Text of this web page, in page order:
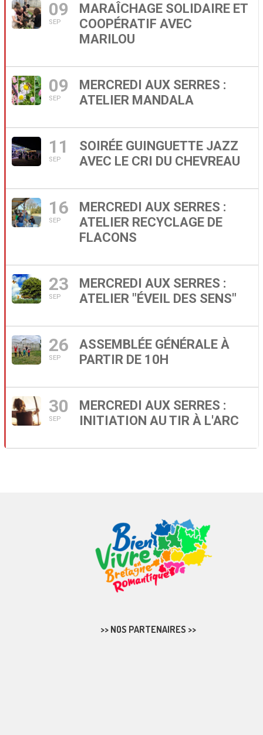
09
SEP
MARAÎCHAGE SOLIDAIRE ET
COOPÉRATIF AVEC
MARILOU
09
SEP
MERCREDI AUX SERRES :
ATELIER MANDALA
11
SEP
SOIRÉE GUINGUETTE JAZZ
AVEC LE CRI DU CHEVREAU
16
SEP
MERCREDI AUX SERRES :
ATELIER RECYCLAGE DE
FLACONS
23
SEP
MERCREDI AUX SERRES :
ATELIER "ÉVEIL DES SENS"
26
SEP
ASSEMBLÉE GÉNÉRALE À
PARTIR DE 10H
30
SEP
MERCREDI AUX SERRES :
INITIATION AU TIR À L'ARC
>> NOS PARTENAIRES >>